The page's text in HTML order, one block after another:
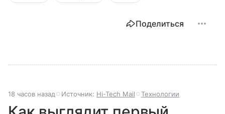
Поделиться
18 часов назад Источник: Hi-Tech Mail Технологии